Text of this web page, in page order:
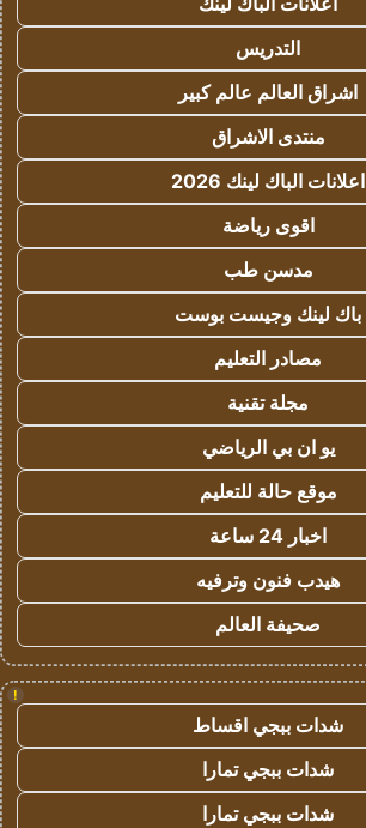
التدريس
اشراق العالم عالم كبير
منتدى الاشراق
اعلانات الباك لينك 2026
اقوى رياضة
مدسن طب
باك لينك وجيست بوست
مصادر التعليم
مجلة تقنية
يو ان بي الرياضي
موقع حالة للتعليم
اخبار 24 ساعة
هيدب فنون وترفيه
صحيفة العالم
!
شدات ببجي اقساط
شدات ببجي تمارا
شدات ببجي تمارا